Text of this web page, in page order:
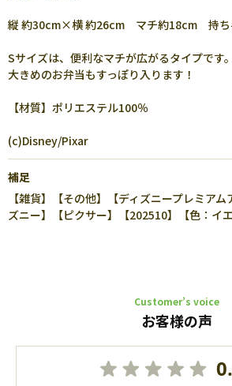
縦 約30cm×横 約26cm マチ約18cm 持ち
Sサイズは、便利なマチが広がるタイプです。
大きめのお弁当もすっぽり入ります！
【材質】ポリエステル100％
(c)Disney/Pixar
補足
【雑貨】【その他】【ディズニープレミア
ズニー】【ピクサー】【202510】【色：イ
Customer’s voice
お客様の声